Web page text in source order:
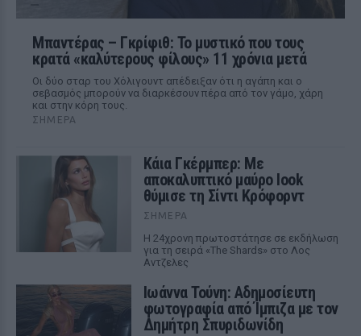
Μπαντέρας – Γκρίφιθ: Το μυστικό που τους
κρατά «καλύτερους φίλους» 11 χρόνια μετά
Οι δύο σταρ του Χόλιγουντ απέδειξαν ότι η αγάπη και ο
σεβασμός μπορούν να διαρκέσουν πέρα από τον γάμο, χάρη
και στην κόρη τους.
ΣΉΜΕΡΑ
Κάια Γκέρμπερ: Με
αποκαλυπτικό μαύρο look
θύμισε τη Σίντι Κρόφορντ
ΣΉΜΕΡΑ
Η 24χρονη πρωτοστάτησε σε εκδήλωση
για τη σειρά «The Shards» στο Λος
Αντζελες
Ιωάννα Τούνη: Αδημοσίευτη
φωτογραφία από Ίμπιζα με τον
Δημήτρη Σπυριδωνίδη